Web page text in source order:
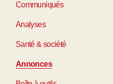
Communiqués
Analyses
Santé & société
Annonces